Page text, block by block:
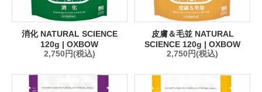
消化 NATURAL SCIENCE
120g | OXBOW
2,750円(税込)
皮膚＆毛並 NATURAL
SCIENCE 120g | OXBOW
2,750円(税込)